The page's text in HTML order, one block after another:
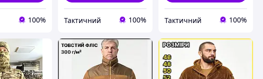
100% Тактичний 100% Тактичний 100%